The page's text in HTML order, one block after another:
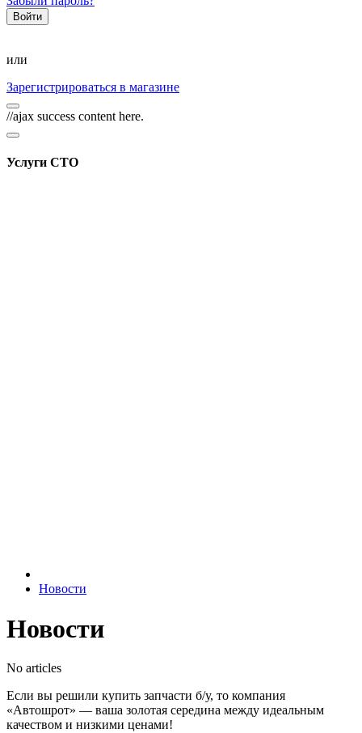
или
Зарегистрироваться в магазине
//ajax success content here.
Услуги СТО
Новости
Новости
No articles
Если вы решили купить запчасти б/у, то компания
«Автошрот» — ваша золотая середина между идеальным
качеством и низкими ценами!